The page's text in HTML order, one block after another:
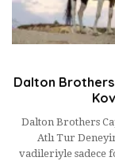
Dalton Brothers
Dalton Brothers
Atlı Tur
vadileriyle sadece